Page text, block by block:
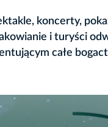
koncerty,
i turyści
całe